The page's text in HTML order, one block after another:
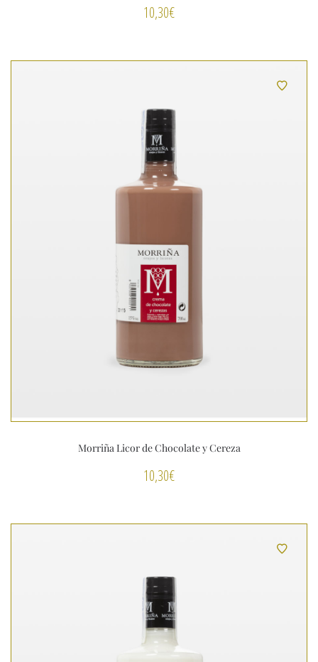
10,30€
Morriña Licor de Chocolate y Cereza
10,30€